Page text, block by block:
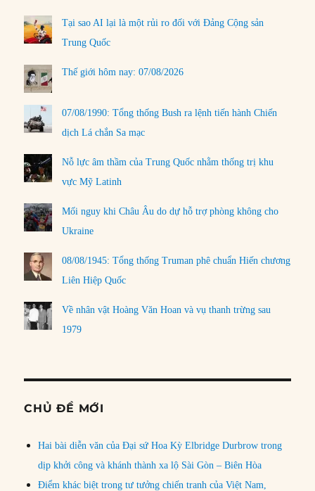
Tại sao AI lại là một rủi ro đối với Đảng Cộng sản
Trung Quốc
Thế giới hôm nay: 07/08/2026
07/08/1990: Tổng thống Bush ra lệnh tiến hành Chiến
dịch Lá chắn Sa mạc
Nỗ lực âm thầm của Trung Quốc nhằm thống trị khu
vực Mỹ Latinh
Mối nguy khi Châu Âu do dự hỗ trợ phòng không cho
Ukraine
08/08/1945: Tổng thống Truman phê chuẩn Hiến chương
Liên Hiệp Quốc
Về nhân vật Hoàng Văn Hoan và vụ thanh trừng sau
1979
CHỦ ĐỀ MỚI
Hai bài diễn văn của Đại sứ Hoa Kỳ Elbridge Durbrow trong
dịp khởi công và khánh thành xa lộ Sài Gòn – Biên Hòa
Điểm khác biệt trong tư tưởng chiến tranh của Việt Nam,